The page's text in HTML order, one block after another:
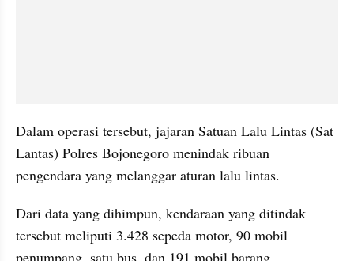
Dalam operasi tersebut, jajaran Satuan Lalu Lintas (Sat
Lantas) Polres Bojonegoro menindak ribuan
pengendara yang melanggar aturan lalu lintas.
Dari data yang dihimpun, kendaraan yang ditindak
tersebut meliputi 3.428 sepeda motor, 90 mobil
penumpang, satu bus, dan 191 mobil barang.